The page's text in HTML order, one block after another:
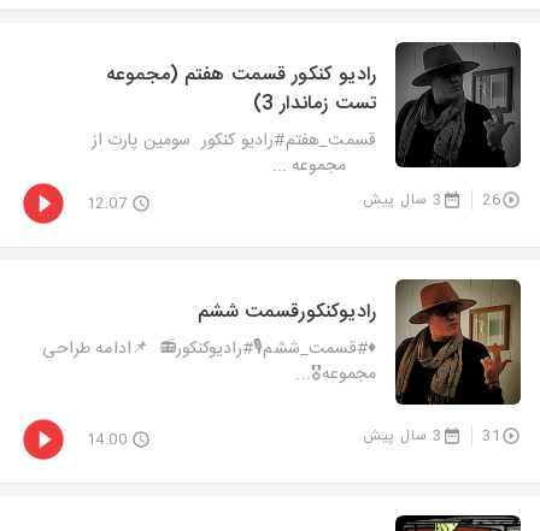
رادیو کنکور قسمت هفتم (مجموعه
تست زماندار 3)
قسمت_هفتم#رادیو کنکور سومین پارت از
مجموعه ...
26 3 سال پیش 12:07
رادیوکنکورقسمت ششم
♦️#قسمت_ششم🎙#رادیوکنکور📻 📌ادامه طراحی
مجموعه🎖...
31 3 سال پیش 14:00